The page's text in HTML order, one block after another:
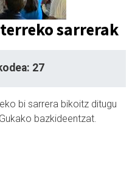
sarrerak
27
bi sarrera bikoitz ditugu
bazkideentzat.